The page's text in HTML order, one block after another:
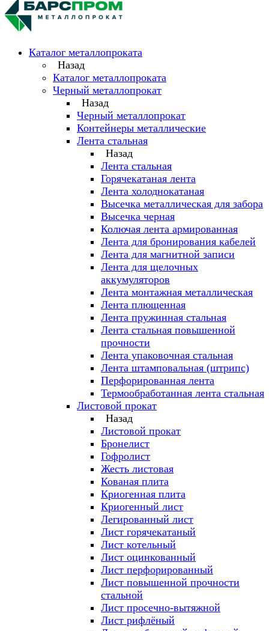
Каталог металлопроката
Назад
Каталог металлопроката
Черный металлопрокат
Назад
Черный металлопрокат
Контейнеры металлические
Лента стальная
Назад
Лента стальная
Горячекатаная лента
Лента холоднокатаная
Высечка металлическая для забора
Высечка черная
Колючая лента армированная
Лента для бронирования кабелей
Лента для магнитной записи
Лента для щелочных
аккумуляторов
Лента монтажная металлическая
Лента плющенная
Лента пружинная стальная
Лента стальная повышенной
прочности
Лента упаковочная стальная
Лента штамповальная (штрипс)
Перфорированная лента
Термообработанная лента стальная
Листовой прокат
Назад
Листовой прокат
Бронелист
Гофролист
Жесть листовая
Кованая плита
Криогенная плита
Криогенный лист
Легированный лист
Лист горячекатаный
Лист котельный
Лист оцинкованный
Лист перфорированный
Лист повышенной прочности
стальной
Лист просечно-вытяжной
Лист рифлёный